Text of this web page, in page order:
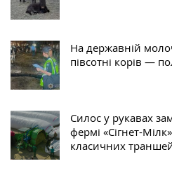
На державній
півсотні корів —
Силос у рукавах
фермі «Сігнет-
класичних